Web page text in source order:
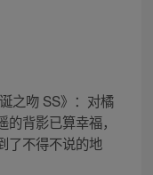
之吻 SS》：对橘
背影已算幸福，
了不得不说的地